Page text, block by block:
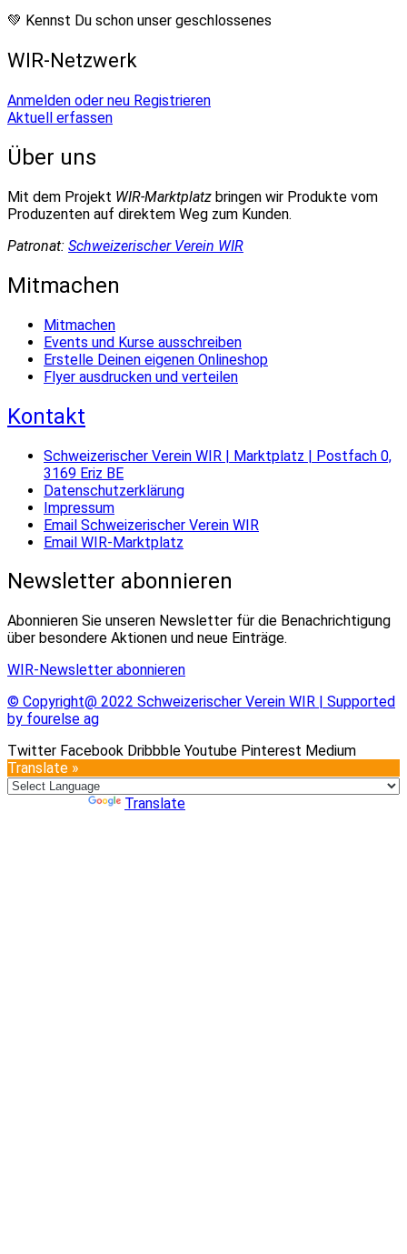
💚 Kennst Du schon unser geschlossenes
WIR-Netzwerk
Anmelden oder neu Registrieren
Aktuell erfassen
Über uns
Mit dem Projekt WIR-Marktplatz bringen wir Produkte vom
Produzenten auf direktem Weg zum Kunden.
Patronat: Schweizerischer Verein WIR
Mitmachen
Mitmachen
Events und Kurse ausschreiben
Erstelle Deinen eigenen Onlineshop
Flyer ausdrucken und verteilen
Kontakt
Schweizerischer Verein WIR | Marktplatz | Postfach 0,
3169 Eriz BE
Datenschutzerklärung
Impressum
Email Schweizerischer Verein WIR
Email WIR-Marktplatz
Newsletter abonnieren
Abonnieren Sie unseren Newsletter für die Benachrichtigung
über besondere Aktionen und neue Einträge.
WIR-Newsletter abonnieren
© Copyright@ 2022 Schweizerischer Verein WIR | Supported
by fourelse ag
Twitter Facebook Dribbble Youtube Pinterest Medium
Translate »
Translate